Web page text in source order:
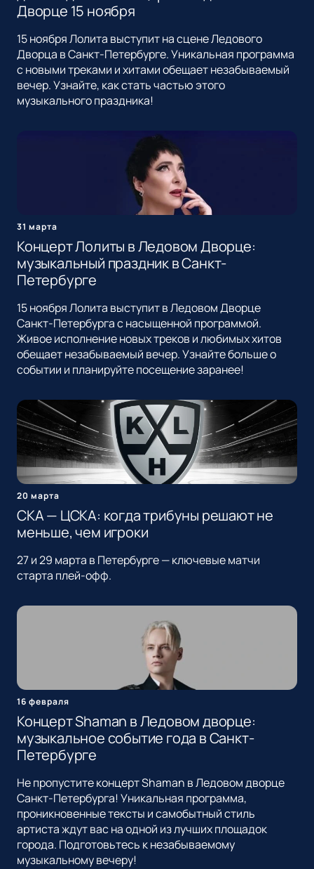
Дворце 15 ноября
15 ноября Лолита выступит на сцене Ледового
Дворца в Санкт-Петербурге. Уникальная программа
с новыми треками и хитами обещает незабываемый
вечер. Узнайте, как стать частью этого
музыкального праздника!
31 марта
Концерт Лолиты в Ледовом Дворце:
музыкальный праздник в Санкт-
Петербурге
15 ноября Лолита выступит в Ледовом Дворце
Санкт-Петербурга с насыщенной программой.
Живое исполнение новых треков и любимых хитов
обещает незабываемый вечер. Узнайте больше о
событии и планируйте посещение заранее!
20 марта
СКА — ЦСКА: когда трибуны решают не
меньше, чем игроки
27 и 29 марта в Петербурге — ключевые матчи
старта плей-офф.
16 февраля
Концерт Shaman в Ледовом дворце:
музыкальное событие года в Санкт-
Петербурге
Не пропустите концерт Shaman в Ледовом дворце
Санкт-Петербурга! Уникальная программа,
проникновенные тексты и самобытный стиль
артиста ждут вас на одной из лучших площадок
города. Подготовьтесь к незабываемому
музыкальному вечеру!